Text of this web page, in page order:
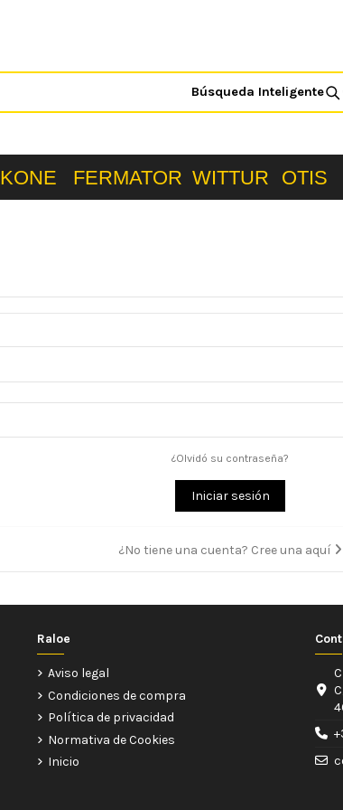
Búsqueda Inteligente
KONE FERMATOR WITTUR OTIS
¿Olvidó su contraseña?
Iniciar sesión
¿No tiene una cuenta? Cree una aquí
Raloe
Aviso legal
Condiciones de compra
Política de privacidad
Normativa de Cookies
Inicio